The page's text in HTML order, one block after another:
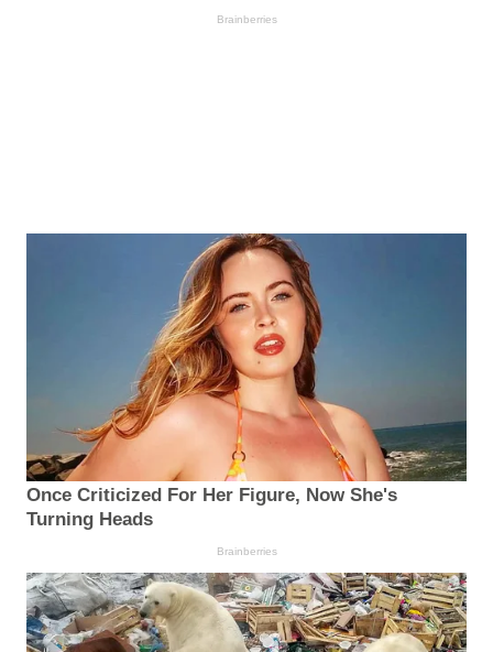
Brainberries
Once Criticized For Her Figure, Now She's
Turning Heads
Brainberries